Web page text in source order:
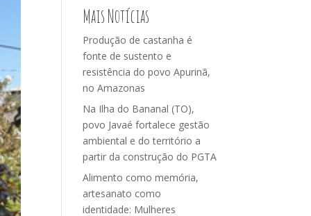
Mais Notícias
Produção de castanha é
fonte de sustento e
resistência do povo Apurinã,
no Amazonas
Na Ilha do Bananal (TO),
povo Javaé fortalece gestão
ambiental e do território a
partir da construção do PGTA
Alimento como memória,
artesanato como
identidade: Mulheres